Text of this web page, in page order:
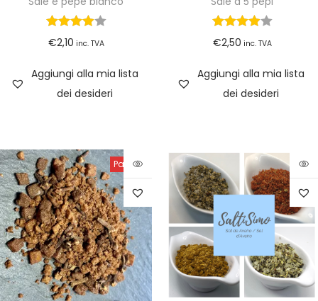
€2,10 inc. TVA
Aggiungi alla mia lista
dei desideri
€2,50 inc. TVA
Aggiungi alla mia lista
dei desideri
Pausa